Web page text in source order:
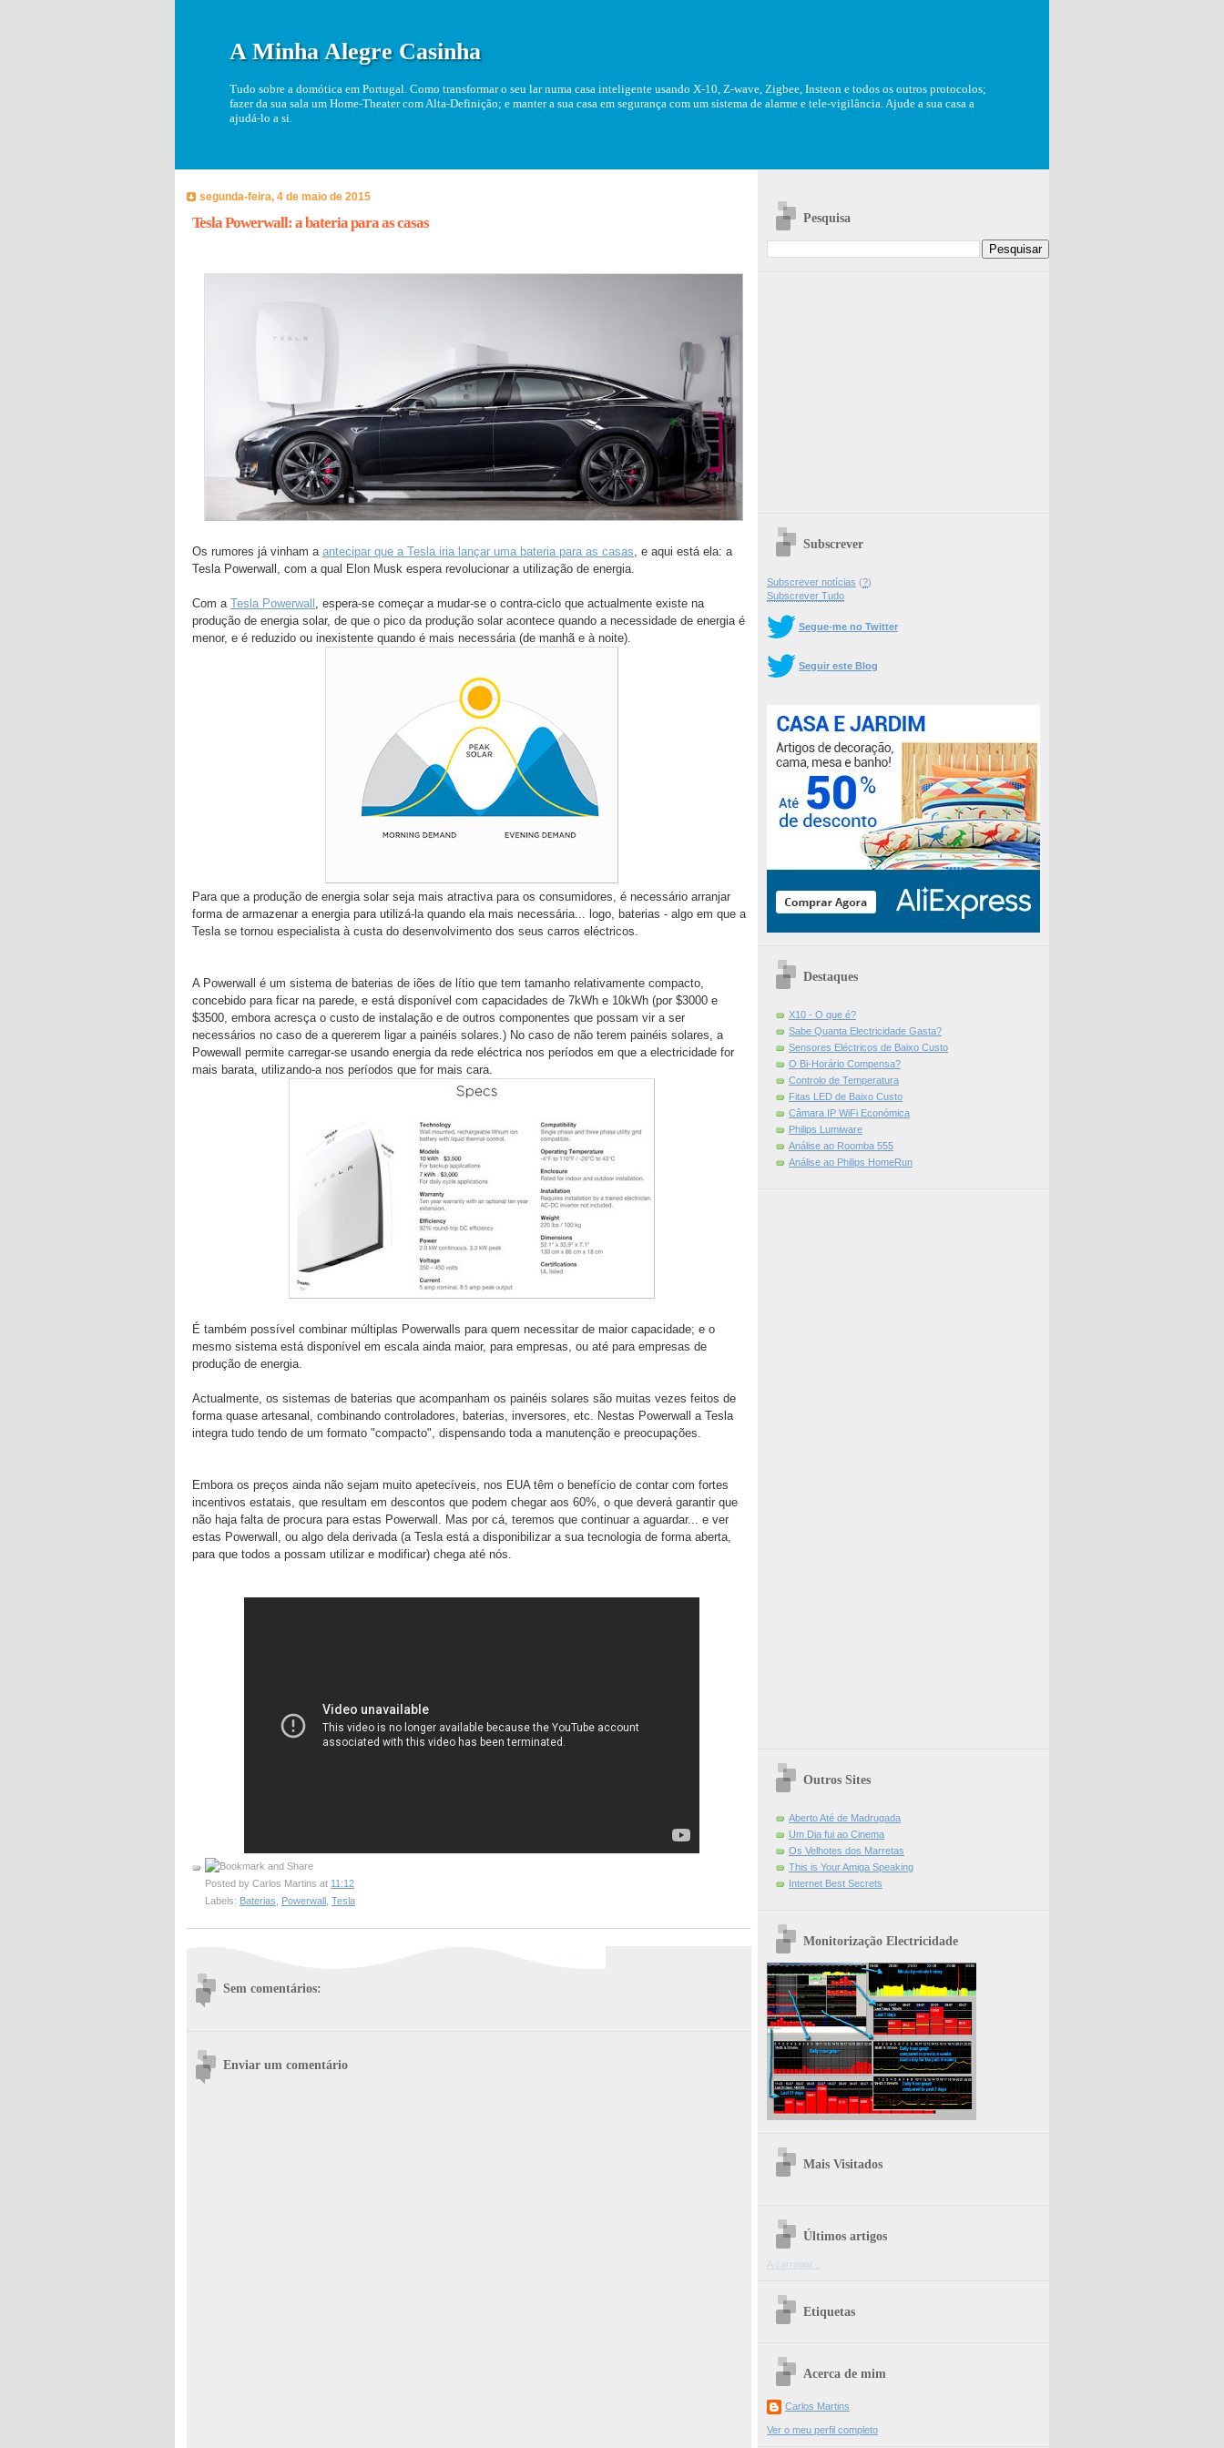
A Minha Alegre Casinha
Tudo sobre a domótica em Portugal. Como transformar o seu lar numa casa inteligente usando X-10, Z-wave, Zigbee, Insteon e todos os outros protocolos;
fazer da sua sala um Home-Theater com Alta-Definição; e manter a sua casa em segurança com um sistema de alarme e tele-vigilância. Ajude a sua casa a
ajudá-lo a si.
segunda-feira, 4 de maio de 2015
Tesla Powerwall: a bateria para as casas
Os rumores já vinham a antecipar que a Tesla iria lançar uma bateria para as casas, e aqui está ela: a
Tesla Powerwall, com a qual Elon Musk espera revolucionar a utilização de energia.
Com a Tesla Powerwall , espera-se começar a mudar-se o contra-ciclo que actualmente existe na
produção de energia solar, de que o pico da produção solar acontece quando a necessidade de energia é
menor, e é reduzido ou inexistente quando é mais necessária (de manhã e à noite).
Para que a produção de energia solar seja mais atractiva para os consumidores, é necessário arranjar
forma de armazenar a energia para utilizá-la quando ela mais necessária... logo, baterias - algo em que a
Tesla se tornou especialista à custa do desenvolvimento dos seus carros eléctricos.
A Powerwall é um sistema de baterias de iões de lítio que tem tamanho relativamente compacto,
concebido para ficar na parede, e está disponível com capacidades de 7kWh e 10kWh (por $3000 e
$3500, embora acresça o custo de instalação e de outros componentes que possam vir a ser
necessários no caso de a quererem ligar a painéis solares.) No caso de não terem painéis solares, a
Powewall permite carregar-se usando energia da rede eléctrica nos períodos em que a electricidade for
mais barata, utilizando-a nos períodos que for mais cara.
É também possível combinar múltiplas Powerwalls para quem necessitar de maior capacidade; e o
mesmo sistema está disponível em escala ainda maior, para empresas, ou até para empresas de
produção de energia.
Actualmente, os sistemas de baterias que acompanham os painéis solares são muitas vezes feitos de
forma quase artesanal, combinando controladores, baterias, inversores, etc. Nestas Powerwall a Tesla
integra tudo tendo de um formato "compacto", dispensando toda a manutenção e preocupações.
Embora os preços ainda não sejam muito apetecíveis, nos EUA têm o benefício de contar com fortes
incentivos estatais, que resultam em descontos que podem chegar aos 60%, o que deverá garantir que
não haja falta de procura para estas Powerwall. Mas por cá, teremos que continuar a aguardar... e ver
estas Powerwall, ou algo dela derivada (a Tesla está a disponibilizar a sua tecnologia de forma aberta,
para que todos a possam utilizar e modificar) chega até nós.
Posted by Carlos Martins at 11:12
Labels: Baterias, Powerwall , Tesla
Sem comentários:
Enviar um comentário
Pesquisa
Subscrever
Subscrever notícias (?)
Subscrever Tudo
Segue-me no Twitter
Seguir este Blog
Destaques
X10 - O que é?
Sabe Quanta Electricidade Gasta?
Sensores Eléctricos de Baixo Custo
O Bi-Horário Compensa?
Controlo de Temperatura
Fitas LED de Baixo Custo
Câmara IP WiFi Económica
Philips Lumiware
Análise ao Roomba 555
Análise ao Philips HomeRun
Outros Sites
Aberto Até de Madrugada
Um Dia fui ao Cinema
Os Velhotes dos Marretas
This is Your Amiga Speaking
Internet Best Secrets
Monitorização Electricidade
Mais Visitados
Últimos artigos
A carregar...
Etiquetas
Acerca de mim
Carlos Martins
Ver o meu perfil completo